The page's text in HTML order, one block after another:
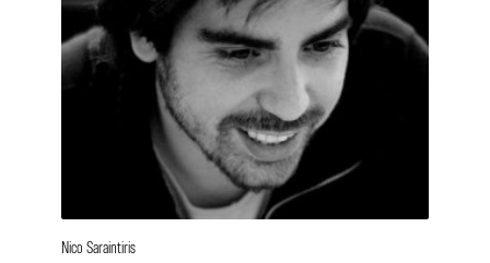
Nico Saraintiris